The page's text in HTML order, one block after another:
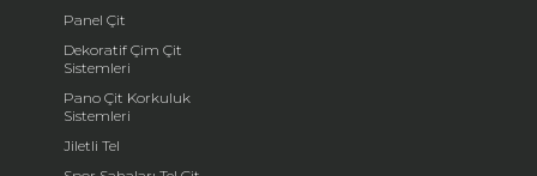
Panel Çit
Dekoratif Çim Çit
Sistemleri
Pano Çit Korkuluk
Sistemleri
Jiletli Tel